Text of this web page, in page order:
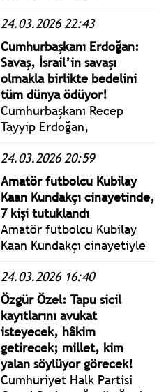
Çarşamba yönetmelik,
genelge ve tebliğler
takip edebilirsiniz.
24.03.2026 22:43
Cumhurbaşkanı Erdoğan:
Savaş, İsrail’in savaşı
olmakla birlikte bedelini
tüm dünya ödüyor!
Cumhurbaşkanı Recep
Tayyip Erdoğan,
Külliyesinde
gerçekleştirilen
Cumhurbaşkanlığı Kabinesi
Toplantısı’nın ardından
basın açıklaması yaptı.
24.03.2026 20:59
Amatör futbolcu Kubilay
Kaan Kundakçı cinayetinde,
7 kişi tutuklandı
Amatör futbolcu Kubilay
Kaan Kundakçı cinayetiyle
Kalaycıoğlu, Alaattin
Kadayıfçıoğlu ve İzzet
Yıldızhan'ın da bulunduğu
yedi zanlı tutuklandı.
24.03.2026 16:40
Özgür Özel: Tapu sicil
kayıtlarını avukat
isteyecek, hâkim
getirecek; millet, kim
yalan söylüyor görecek!
Cumhuriyet Halk Partisi